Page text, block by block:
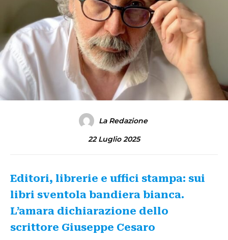
La Redazione
22 Luglio 2025
Editori, librerie e uffici stampa: sui
libri sventola bandiera bianca.
L’amara dichiarazione dello
scrittore Giuseppe Cesaro